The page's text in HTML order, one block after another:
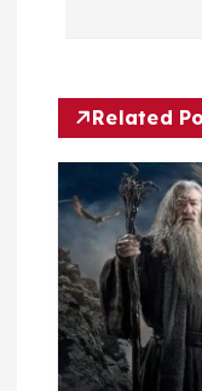
m
e
s
Related